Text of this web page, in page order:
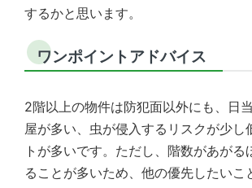
するかと思います。
ワンポイントアドバイス
2階以上の物件は防犯面以外にも、日
屋が多い、虫が侵入するリスクが少し
トが多いです。ただし、階数があがる
ることが多いため、他の優先したいこ